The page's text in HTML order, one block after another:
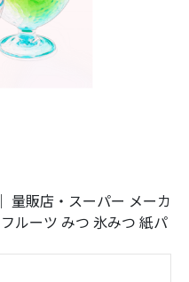
｜ 量販店・スーパー メーカ
フルーツ みつ 氷みつ 紙パ